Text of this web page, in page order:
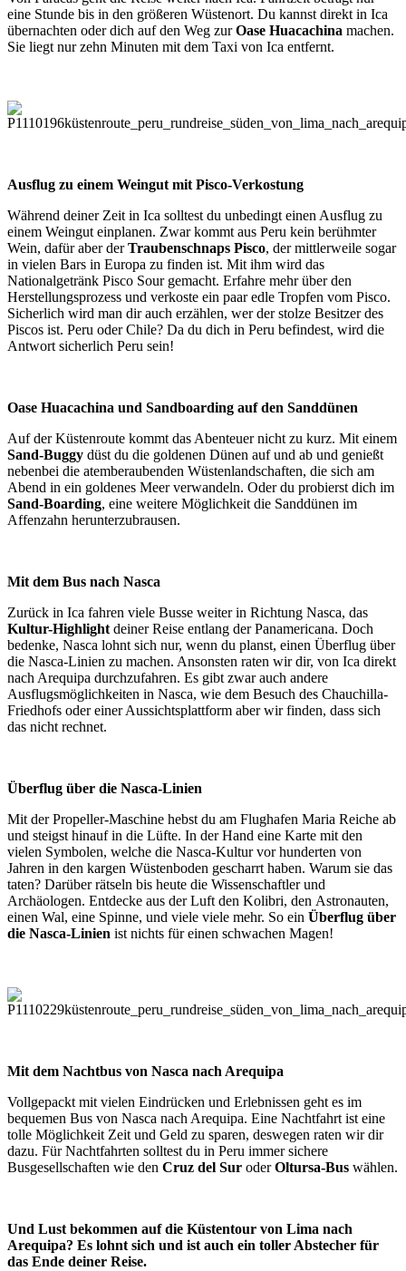
eine Stunde bis in den größeren Wüstenort. Du kannst direkt in Ica
übernachten oder dich auf den Weg zurOase Huacachina machen.
Sie liegt nur zehn Minuten mit dem Taxi von Ica entfernt.
Ausflug zu einem Weingut mit Pisco-Verkostung
Während deiner Zeit in Ica solltest du unbedingt einen Ausflug zu
einem Weingut einplanen. Zwar kommt aus Peru kein berühmter
Wein, dafür aber derTraubenschnaps Pisco, der mittlerweile sogar
in vielen Bars in Europa zu finden ist. Mit ihm wird das
Nationalgetränk Pisco Sour gemacht. Erfahre mehr über den
Herstellungsprozess und verkoste ein paar edle Tropfen vom Pisco.
Sicherlich wird man dir auch erzählen, wer der stolze Besitzer des
Piscos ist. Peru oder Chile? Da du dich in Peru befindest, wird die
Antwort sicherlich Peru sein!
Oase Huacachina und Sandboarding auf den Sanddünen
Auf der Küstenroute kommt das Abenteuer nicht zu kurz. Mit einem
Sand-Buggy düst du die goldenen Dünen auf und ab und genießt
nebenbei die atemberaubenden Wüstenlandschaften, die sich am
Abend in ein goldenes Meer verwandeln. Oder du probierst dich im
Sand-Boarding, eine weitere Möglichkeit die Sanddünen im
Affenzahn herunterzubrausen.
Mit dem Bus nach Nasca
Zurück in Ica fahren viele Busse weiter in Richtung Nasca, das
Kultur-Highlight deiner Reise entlang der Panamericana. Doch
bedenke, Nasca lohnt sich nur, wenn du planst, einen Überflug über
die Nasca-Linien zu machen. Ansonsten raten wir dir, von Ica direkt
nach Arequipa durchzufahren. Es gibt zwar auch andere
Ausflugsmöglichkeiten in Nasca, wie dem Besuch des Chauchilla-
Friedhofs oder einer Aussichtsplattform aber wir finden, dass sich
das nicht rechnet.
Überflug über die Nasca-Linien
Mit der Propeller-Maschine hebst du am Flughafen Maria Reiche ab
und steigst hinauf in die Lüfte. In der Hand eine Karte mit den
vielen Symbolen, welche die Nasca-Kultur vor hunderten von
Jahren in den kargen Wüstenboden gescharrt haben. Warum sie das
taten? Darüber rätseln bis heute die Wissenschaftler und
Archäologen. Entdecke aus der Luft den Kolibri, den Astronauten,
einen Wal, eine Spinne, und viele viele mehr. So ein Überflug über
die Nasca-Linien ist nichts für einen schwachen Magen!
Mit dem Nachtbus von Nasca nach Arequipa
Vollgepackt mit vielen Eindrücken und Erlebnissen geht es im
bequemen Bus von Nasca nach Arequipa. Eine Nachtfahrt ist eine
tolle Möglichkeit Zeit und Geld zu sparen, deswegen raten wir dir
dazu. Für Nachtfahrten solltest du in Peru immer sichere
Busgesellschaften wie den Cruz del Sur oderOltursa-Bus wählen.
Und Lust bekommen auf die Küstentour von Lima nach
Arequipa? Es lohnt sich und ist auch ein toller Abstecher für
das Ende deiner Reise.